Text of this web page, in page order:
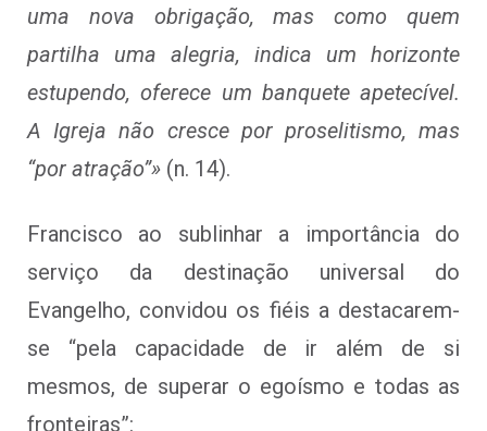
uma nova obrigação, mas como quem
partilha uma alegria, indica um horizonte
estupendo, oferece um banquete apetecível.
A Igreja não cresce por proselitismo, mas
“por atração”» (n. 14).
Francisco ao sublinhar a importância do
serviço da destinação universal do
Evangelho, convidou os fiéis a destacarem-
se “pela capacidade de ir além de si
mesmos, de superar o egoísmo e todas as
fronteiras”: